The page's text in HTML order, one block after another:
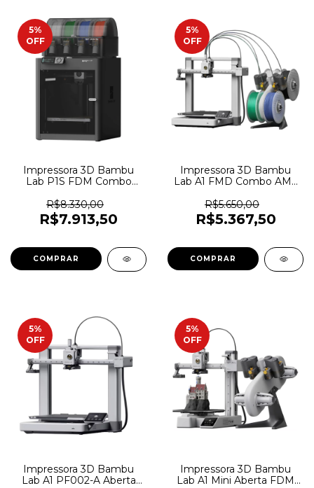
5%
OFF
Impressora 3D Bambu
Lab P1S FDM Combo
R$8.330,00
R$7.913,50
5%
OFF
Impressora 3D Bambu
Lab A1 FMD Combo AMS
PF002-A+SA005 - 6842
R$5.650,00
R$5.367,50
5%
OFF
Impressora 3D Bambu
Lab A1 PF002-A Aberta
5%
OFF
Impressora 3D Bambu
Lab A1 Mini Aberta FDM